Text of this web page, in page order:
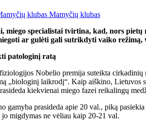
Mamyčių klubas
miego specialistai tvirtina, kad, nors
ar gulėti gali sutrikdyti vaiko
patologinį ratą
Nobelio premija suteikta
„biologinį laikrodį“. Kaip aiškino,
kiekvienai miego fazei reikalingų
gamyba prasideda apie 20 val., piką
migdymas ne vėliau kaip 20-21 val.